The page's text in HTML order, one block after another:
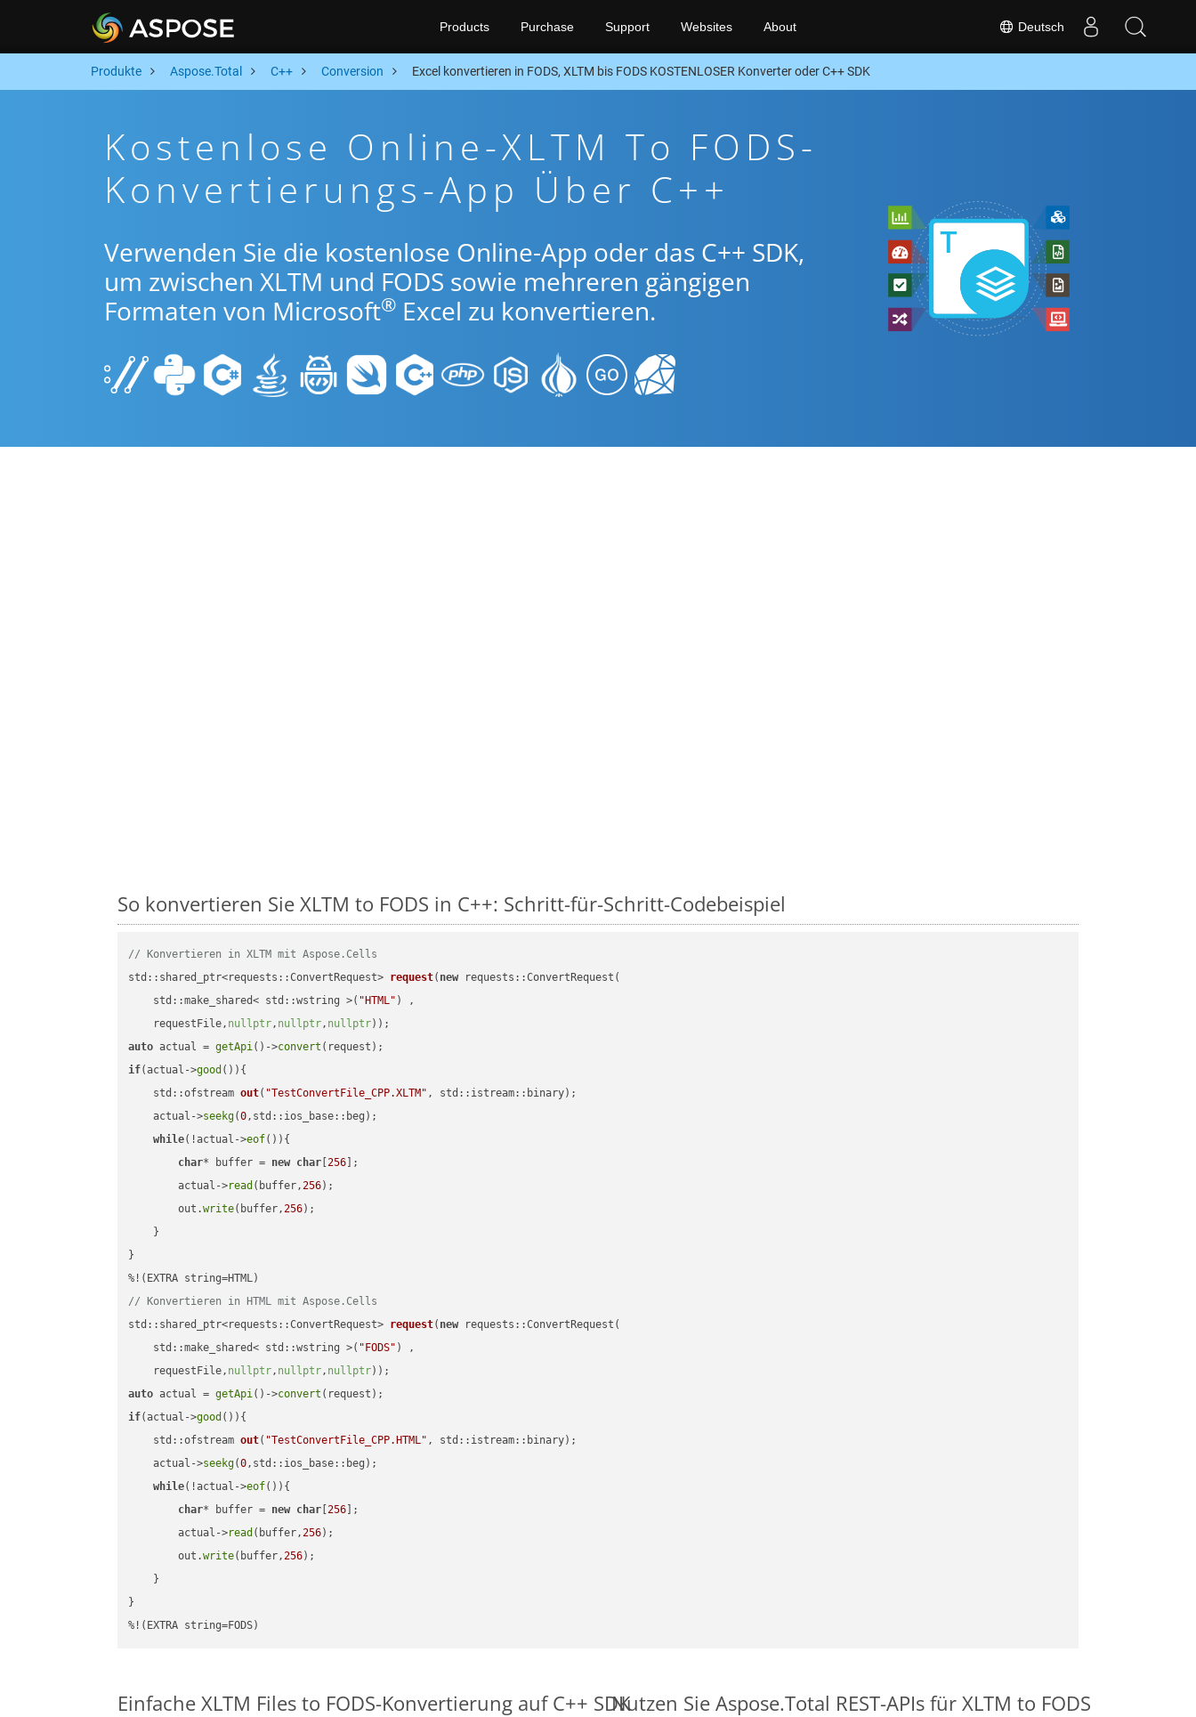
Deutsch
Products Purchase Support Websites About
Produkte Aspose.Total C++ Conversion Excel konvertieren in FODS, XLTM bis FODS KOSTENLOSER Konverter oder C++ SDK
Kostenlose Online-XLTM To FODS-
Konvertierungs-App Über C++
Verwenden Sie die kostenlose Online-App oder das C++ SDK,
um zwischen XLTM und FODS sowie mehreren gängigen
Formaten von Microsoft® Excel zu konvertieren.
So konvertieren Sie XLTM to FODS in C++: Schritt-für-Schritt-Codebeispiel
// Konvertieren in XLTM mit Aspose.Cells
std::shared_ptr<requests::ConvertRequest> request( new requests::ConvertRequest(
    std::make_shared< std::wstring >(
"HTML" ) ,
    requestFile,
nullptr, nullptr, nullptr))
auto actual = getApi()->convert
if(actual->good ()){
std::ofstream out( "TestConvertFile_CPP.XLTM" , std::istream::binary) ;
    actual->
seekg(0,std::ios_base::beg);
while(!actual->eof()){
char* buffer = new char [256 ];
        actual->
read (buffer,256);
        out.
write(buffer,256);
    }
}
// Konvertieren in HTML mit Aspose.Cells
std::shared_ptr<requests::ConvertRequest> request( new requests::ConvertRequest(
    std::make_shared< std::wstring >(
"FODS" ) ,
    requestFile,
nullptr, nullptr, nullptr))
auto actual = getApi()->convert
if(actual->good ()){
std::ofstream out( "TestConvertFile_CPP.HTML" , std::istream::binary) ;
    actual->
seekg(0,std::ios_base::beg);
while(!actual->eof()){
char* buffer = new char [256 ];
        actual->
read (buffer,256);
        out.
write(buffer,256);
    }
}
%!(EXTRA string=FODS)
Einfache XLTM Files to FODS-Konvertierung auf C++ SDKNutzen Sie Aspose.Total REST-APIs für XLTM to FODS